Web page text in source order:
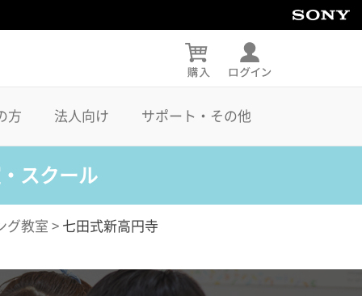
方 法人向け サポート・その他
スクール
グ教室 > 七田式新高円寺